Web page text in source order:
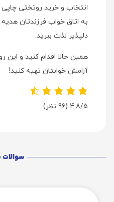
انتخاب و خرید روتختی چاپی
به اتاق خواب فرزندتان
دلپذیر لذت ببرید.
همین حالا اقدام کنید و این
آرامش خوابتان تهیه کنید!
4.8/5 (96 نظر)
سوالات